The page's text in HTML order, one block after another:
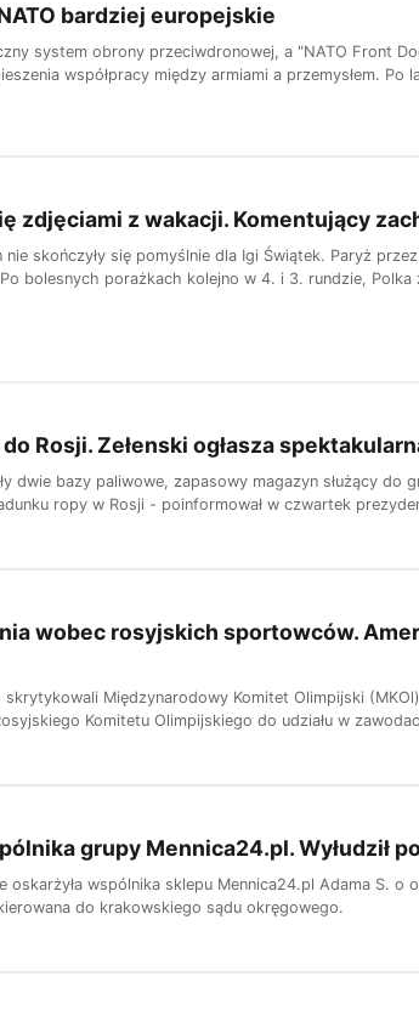
bardziej europejskie
system obrony przeciwdronowej, a "NATO Front
współpracy między armiami a przemysłem. Po
zdjęciami z wakacji. Komentujący
skończyły się pomyślnie dla Igi Świątek. Paryż
bolesnych porażkach kolejno w 4. i 3. rundzie, Polka
Rosji. Zełenski ogłasza
dwie bazy paliwowe, zapasowy magazyn służący do
ropy w Rosji - poinformował w czwartek
wobec rosyjskich sportowców.
Międzynarodowy Komitet Olimpijski
Komitetu Olimpijskiego do udziału w
grupy Mennica24.pl. Wyłudził
wspólnika sklepu Mennica24.pl Adama S. o
do krakowskiego sądu okręgowego.